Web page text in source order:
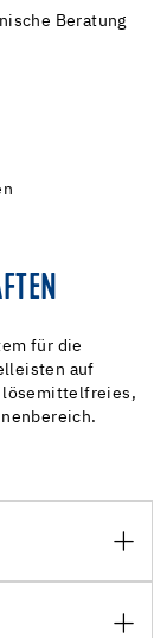
Beratung
für die
auf
lösemittelfreies,